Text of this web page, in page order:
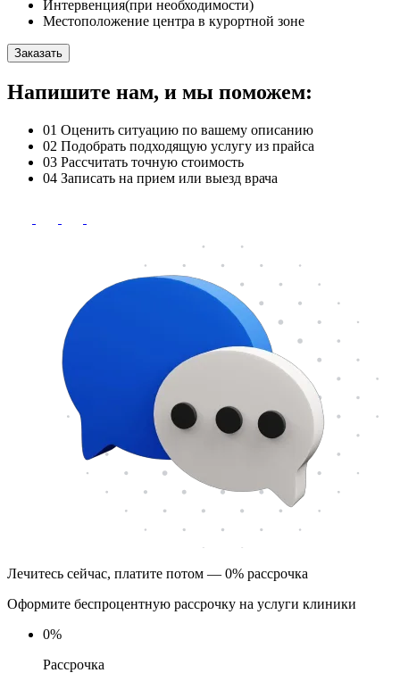
Интервенция(при необходимости)
Местоположение центра в курортной зоне
Заказать
Напишите нам, и мы поможем:
01 Оценить ситуацию по вашему описанию
02 Подобрать подходящую услугу из прайса
03 Рассчитать точную стоимость
04 Записать на прием или выезд врача
Лечитесь сейчас, платите потом — 0% рассрочка
Оформите беспроцентную рассрочку на услуги клиники
0%
Рассрочка